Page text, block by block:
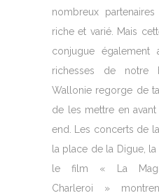
nombreux
riche et varié. Mais
conjugue également
richesses de notre
Wallonie regorge de
de les mettre en
end. Les concerts de
la place de la Digue,
le film « La
Charleroi »